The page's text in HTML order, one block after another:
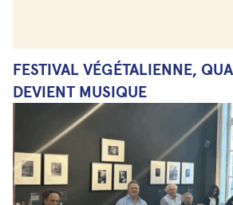
FESTIVAL VÉGÉTALIENNE,
DEVIENT MUSIQUE